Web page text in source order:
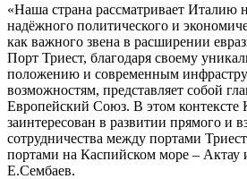
«Наша страна рассматривает Италию
надёжного политического и
как важного звена в расширении
Порт Триест, благодаря своему
положению и современным
возможностям, представляет собой
Европейский Союз. В этом контексте
заинтересован в развитии прямого и
сотрудничества между портами
портами на Каспийском море – Актау
Е.Сембаев.